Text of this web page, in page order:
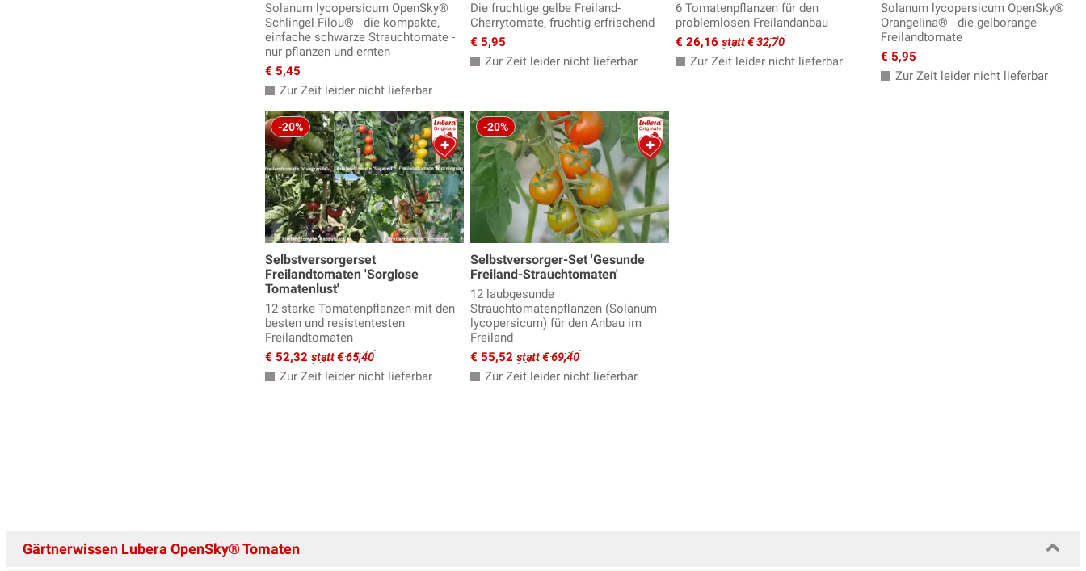
Solanum lycopersicum OpenSky®
Schlingel Filou® - die kompakte,
einfache schwarze Strauchtomate -
nur pflanzen und ernten
€ 5,45
Zur Zeit leider nicht lieferbar
Die fruchtige gelbe Freiland-
Cherrytomate, fruchtig erfrischend
€ 5,95
Zur Zeit leider nicht lieferbar
6 Tomatenpflanzen für den
problemlosen Freilandanbau
€ 26,16 statt € 32,70
Zur Zeit leider nicht lieferbar
Solanum lycopersicum OpenSky®
Orangelina® - die gelborange
Freilandtomate
€ 5,95
Zur Zeit leider nicht lieferbar
-20%
Selbstversorgerset
Freilandtomaten 'Sorglose
Tomatenlust'
12 starke Tomatenpflanzen mit den
besten und resistentesten
Freilandtomaten
€ 52,32 statt € 65,40
Zur Zeit leider nicht lieferbar
-20%
Selbstversorger-Set 'Gesunde
Freiland-Strauchtomaten'
12 laubgesunde
Strauchtomatenpflanzen (Solanum
lycopersicum) für den Anbau im
Freiland
€ 55,52 statt € 69,40
Zur Zeit leider nicht lieferbar
Gärtnerwissen Lubera OpenSky® Tomaten